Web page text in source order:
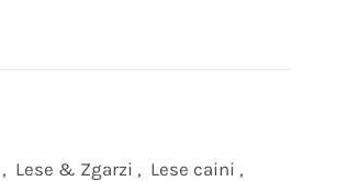
, Lese & Zgarzi , Lese caini ,